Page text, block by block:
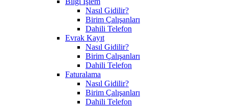
Nasıl Gidilir?
Birim Çalışanları
Dahili Telefon
Evrak Kayıt
Nasıl Gidilir?
Birim Çalışanları
Dahili Telefon
Faturalama
Nasıl Gidilir?
Birim Çalışanları
Dahili Telefon